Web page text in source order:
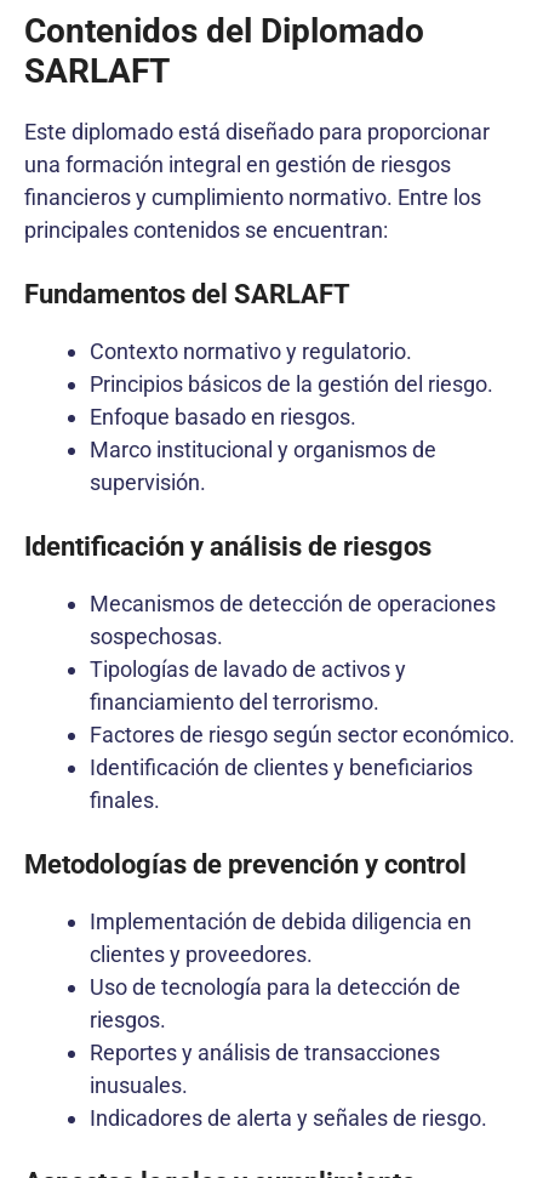
Contenidos del Diplomado
SARLAFT
Este diplomado está diseñado para proporcionar
una formación integral en gestión de riesgos
financieros y cumplimiento normativo. Entre los
principales contenidos se encuentran:
Fundamentos del SARLAFT
Contexto normativo y regulatorio.
Principios básicos de la gestión del riesgo.
Enfoque basado en riesgos.
Marco institucional y organismos de
supervisión.
Identificación y análisis de riesgos
Mecanismos de detección de operaciones
sospechosas.
Tipologías de lavado de activos y
financiamiento del terrorismo.
Factores de riesgo según sector económico.
Identificación de clientes y beneficiarios
finales.
Metodologías de prevención y control
Implementación de debida diligencia en
clientes y proveedores.
Uso de tecnología para la detección de
riesgos.
Reportes y análisis de transacciones
inusuales.
Indicadores de alerta y señales de riesgo.